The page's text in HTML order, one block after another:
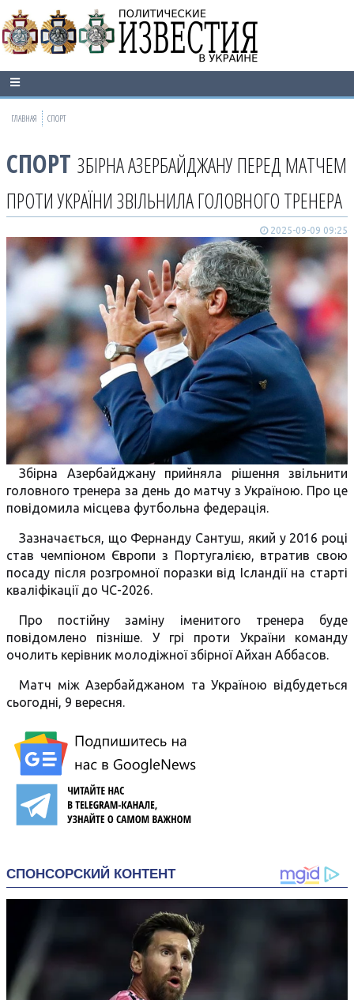
ГЛАВНАЯ СПОРТ
СПОРТ ЗБІРНА АЗЕРБАЙДЖАНУ ПЕРЕД МАТЧЕМ
ПРОТИ УКРАЇНИ ЗВІЛЬНИЛА ГОЛОВНОГО ТРЕНЕРА
2025-09-09 09:25
Збірна Азербайджану прийняла рішення звільнити
головного тренера за день до матчу з Україною. Про це
повідомила місцева футбольна федерація.
Зазначається, що Фернанду Сантуш, який у 2016 році
став чемпіоном Європи з Португалією, втратив свою
посаду після розгромної поразки від Ісландії на старті
кваліфікації до ЧС-2026.
Про постійну заміну іменитого тренера буде
повідомлено пізніше. У грі проти України команду
очолить керівник молодіжної збірної Айхан Аббасов.
Матч між Азербайджаном та Україною відбудеться
сьогодні, 9 вересня.